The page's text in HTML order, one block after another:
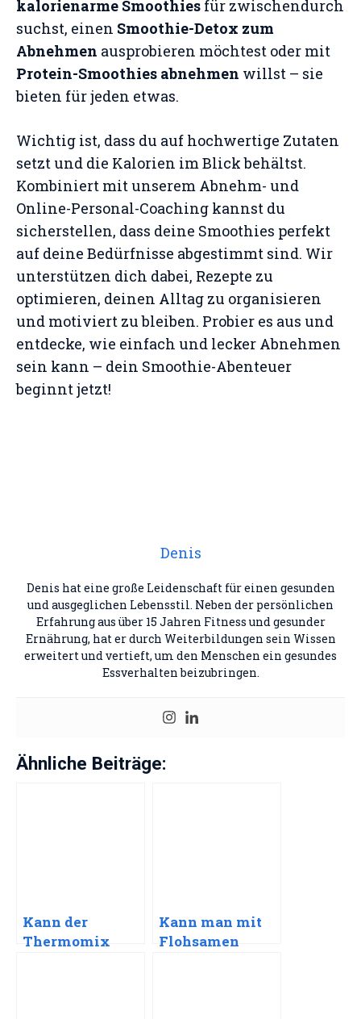
kalorienarme Smoothies für zwischendurch
suchst, einen Smoothie-Detox zum
Abnehmen ausprobieren möchtest oder mit
Protein-Smoothies abnehmen willst – sie
bieten für jeden etwas.
Wichtig ist, dass du auf hochwertige Zutaten
setzt und die Kalorien im Blick behältst.
Kombiniert mit unserem Abnehm- und
Online-Personal-Coaching kannst du
sicherstellen, dass deine Smoothies perfekt
auf deine Bedürfnisse abgestimmt sind. Wir
unterstützen dich dabei, Rezepte zu
optimieren, deinen Alltag zu organisieren
und motiviert zu bleiben. Probier es aus und
entdecke, wie einfach und lecker Abnehmen
sein kann – dein Smoothie-Abenteuer
beginnt jetzt!
Denis
Denis hat eine große Leidenschaft für einen gesunden
und ausgeglichen Lebensstil. Neben der persönlichen
Erfahrung aus über 15 Jahren Fitness und gesunder
Ernährung, hat er durch Weiterbildungen sein Wissen
erweitert und vertieft, um den Menschen ein gesundes
Essverhalten beizubringen.
Ähnliche Beiträge:
Kann der
Thermomix
Kann man mit
Flohsamen